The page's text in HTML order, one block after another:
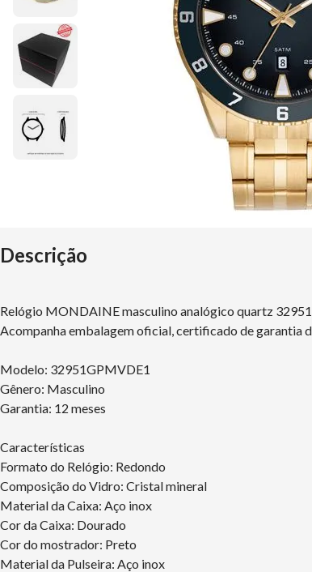
Descrição
Relógio MONDAINE masculino analógico quartz
Acompanha embalagem oficial, certificado de garantia
Modelo: 32951GPMVDE1
Gênero: Masculino
Garantia: 12 meses
Características
Formato do Relógio: Redondo
Composição do Vidro: Cristal mineral
Material da Caixa: Aço inox
Cor da Caixa: Dourado
Cor do mostrador: Preto
Material da Pulseira: Aço inox